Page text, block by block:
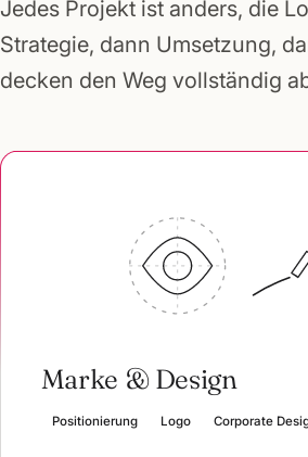
Jedes Projekt ist anders, die
Strategie, dann Umsetzung,
decken den Weg vollständig
Marke & Design
Positionierung Logo Corporate